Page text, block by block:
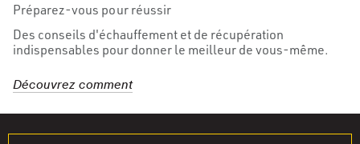
Préparez-vous pour réussir
Des conseils d'échauffement et de récupération
indispensables pour donner le meilleur de vous-même.
Découvrez comment